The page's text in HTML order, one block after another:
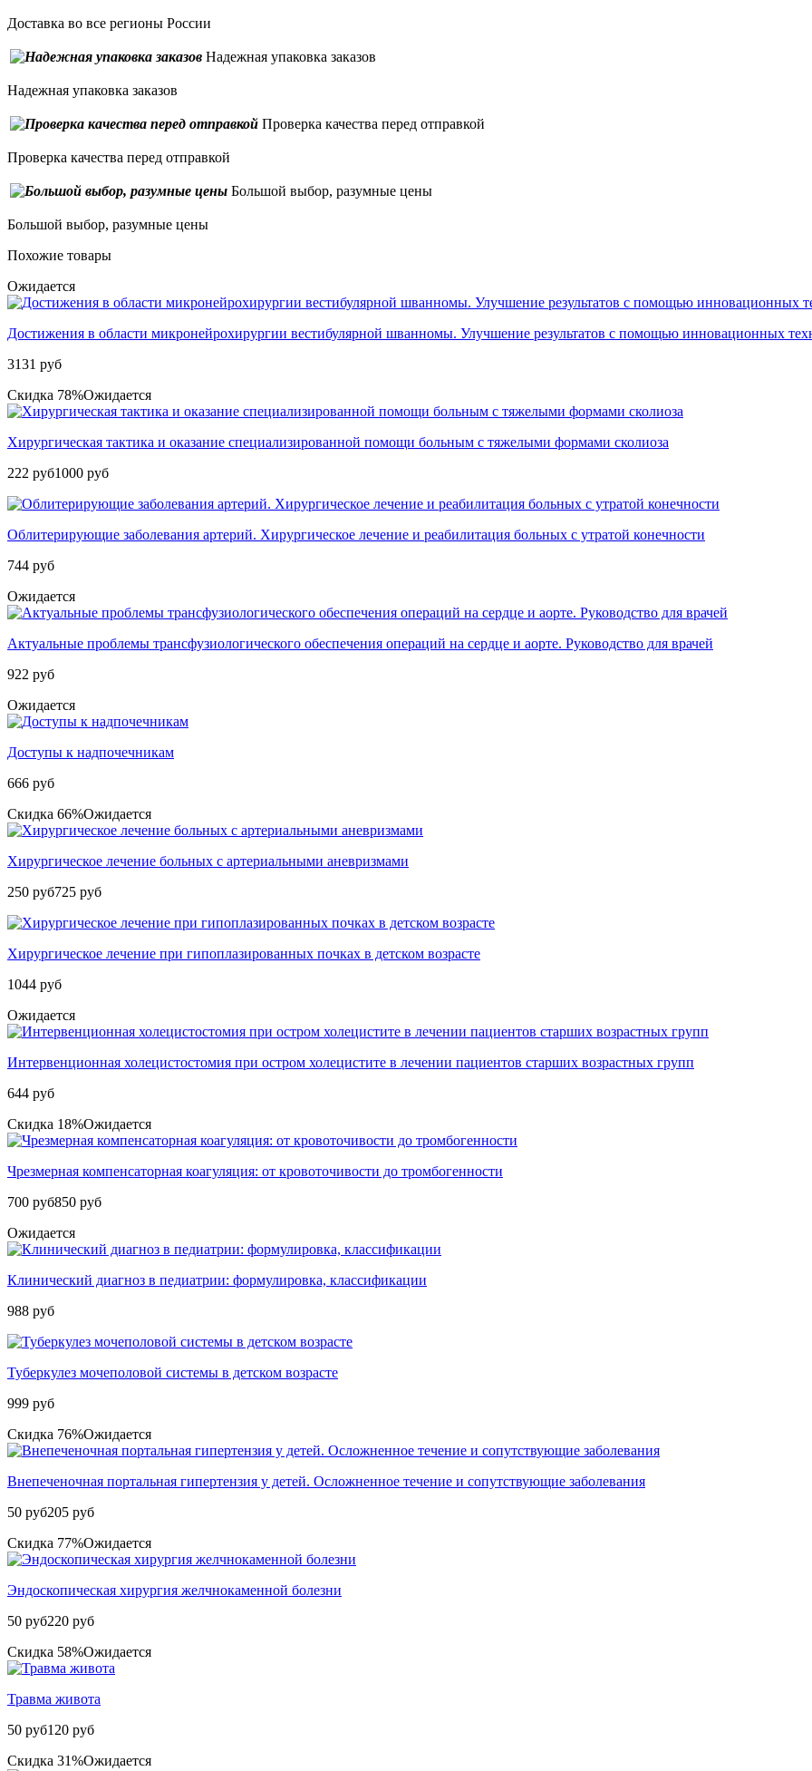
Доставка во все регионы России
Надежная упаковка заказов
Надежная упаковка заказов
Проверка качества перед отправкой
Проверка качества перед отправкой
Большой выбор, разумные цены
Большой выбор, разумные цены
Похожие товары
Ожидается
Достижения в области микронейрохирургии вестибулярной шванномы. Улучшение результатов с помощью инновационных
3131 руб
Скидка 78%Ожидается
Хирургическая тактика и оказание специализированной помощи больным с тяжелыми формами сколиоза
222 руб1000 руб
Облитерирующие заболевания артерий. Хирургическое лечение и реабилитация больных с утратой конечности
744 руб
Ожидается
Актуальные проблемы трансфузиологического обеспечения операций на сердце и аорте. Руководство для врачей
922 руб
Ожидается
Доступы к надпочечникам
666 руб
Скидка 66%Ожидается
Хирургическое лечение больных с артериальными аневризмами
250 руб725 руб
Хирургическое лечение при гипоплазированных почках в детском возрасте
1044 руб
Ожидается
Интервенционная холецистостомия при остром холецистите в лечении пациентов старших возрастных групп
644 руб
Скидка 18%Ожидается
Чрезмерная компенсаторная коагуляция: от кровоточивости до тромбогенности
700 руб850 руб
Ожидается
Клинический диагноз в педиатрии: формулировка, классификации
988 руб
Туберкулез мочеполовой системы в детском возрасте
999 руб
Скидка 76%Ожидается
Внепеченочная портальная гипертензия у детей. Осложненное течение и сопутствующие заболевания
50 руб205 руб
Скидка 77%Ожидается
Эндоскопическая хирургия желчнокаменной болезни
50 руб220 руб
Скидка 58%Ожидается
Травма живота
50 руб120 руб
Скидка 31%Ожидается